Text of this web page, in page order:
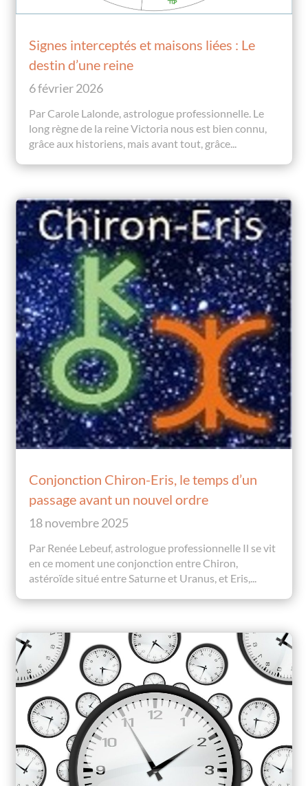
Signes interceptés et maisons liées : Le
destin d’une reine
6 février 2026
Par Carole Lalonde, astrologue professionnelle. Le
long règne de la reine Victoria nous est bien connu,
grâce aux historiens, mais avant tout, grâce...
Conjonction Chiron-Eris, le temps d’un
passage avant un nouvel ordre
18 novembre 2025
Par Renée Lebeuf, astrologue professionnelle Il se vit
en ce moment une conjonction entre Chiron,
astéroïde situé entre Saturne et Uranus, et Eris,...